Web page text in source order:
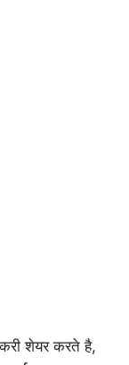
शेयर करते है,